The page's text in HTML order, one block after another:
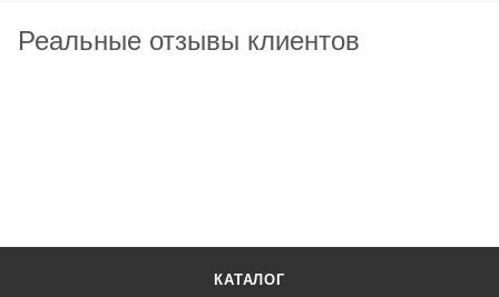
Реальные отзывы клиентов
КАТАЛОГ